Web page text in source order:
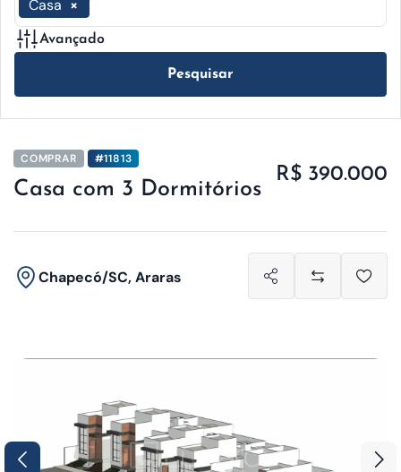
×
Casa
Avançado
Pesquisar
COMPRAR #11813
Casa com 3 Dormitórios
R$ 390.000
Chapecó/SC, Araras